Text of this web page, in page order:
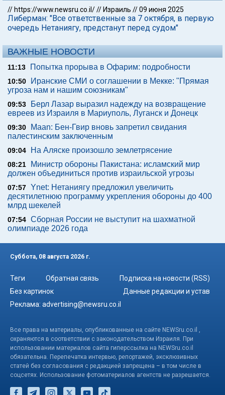
// https://www.newsru.co.il/// Израиль //09 июня 2025
Либерман: "Все ответственные за 7 октября, в первую
очередь Нетаниягу, предстанут перед судом"
ВАЖНЫЕ НОВОСТИ
11:13 Попытка прорыва в Офарим: подробности
10:50
Иранские СМИ о соглашении в Мекке: "Прямая
угроза нам и нашим союзникам"
09:53
Берл Лазар выразил надежду на возвращение
евреев из Израиля в Мариуполь, Луганск и Донецк
09:30
Maan: Бен-Гвир вновь запретил свидания
палестинским заключенным
09:04 На Аляске произошло землетрясение
08:21
Министр обороны Пакистана: исламский мир
должен объединиться против израильской угрозы
07:57 Ynet: Нетаниягу предложил увеличить
десятилетнюю программу укрепления обороны до 400
млрд шекелей
07:54 Сборная России не выступит на шахматной
олимпиаде 2026 года
Суббота, 08 августа 2026 г.
Теги Обратная связь
Подписка на новости (RSS)
Без картинок
Данные редакции и устав
Реклама: advertising@newsru.co.il
Все права на материалы, опубликованные на сайте NEWSru.co.il ,
охраняются в соответствии с законодательством Израиля. При
использовании материалов сайта гиперссылка на NEWSru.co.il
обязательна. Перепечатка интервью, репортажей, эксклюзивных
статей без согласования с редакцией запрещена – в том числе в
соцсетях. Использование фотоматериалов агентств не разрешается.